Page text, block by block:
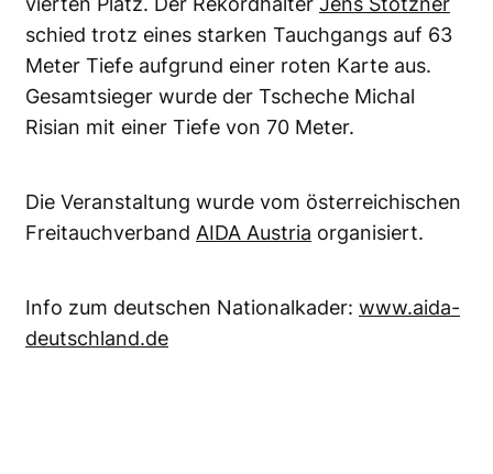
schied trotz eines starken Tauchgangs auf 63
Meter Tiefe aufgrund einer roten Karte aus.
Gesamtsieger wurde der Tscheche Michal
Risian mit einer Tiefe von 70 Meter.
Die Veranstaltung wurde vom österreichischen
Freitauchverband AIDA Austria organisiert.
Info zum deutschen Nationalkader: www.aida-
deutschland.de